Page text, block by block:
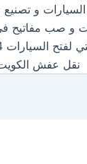
و تصنيع
مفاتيح في
السيارات 50525224
نقل عفش